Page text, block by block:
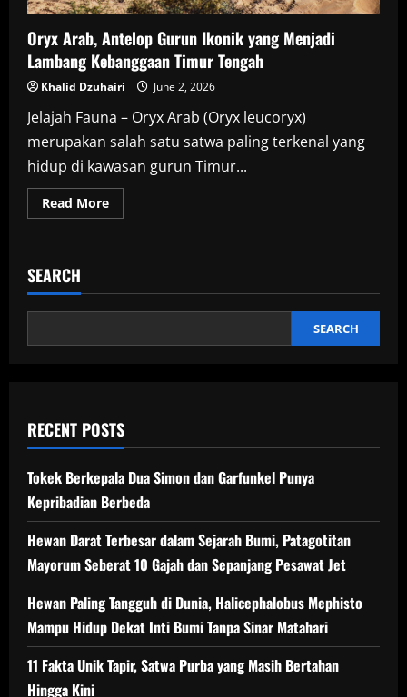
Oryx Arab, Antelop Gurun Ikonik yang Menjadi
Lambang Kebanggaan Timur Tengah
Khalid Dzuhairi June 2, 2026
Jelajah Fauna – Oryx Arab (Oryx leucoryx)
merupakan salah satu satwa paling terkenal yang
hidup di kawasan gurun Timur...
Read MoreRead
more
Ikonik
Menjadi
Kebanggaan
SEARCH
SEARCH
RECENT POSTS
Tokek Berkepala Dua Simon dan Garfunkel Punya
Kepribadian Berbeda
Hewan Darat Terbesar dalam Sejarah Bumi, Patagotitan
Mayorum Seberat 10 Gajah dan Sepanjang Pesawat Jet
Hewan Paling Tangguh di Dunia, Halicephalobus Mephisto
Mampu Hidup Dekat Inti Bumi Tanpa Sinar Matahari
11 Fakta Unik Tapir, Satwa Purba yang Masih Bertahan
Hingga Kini